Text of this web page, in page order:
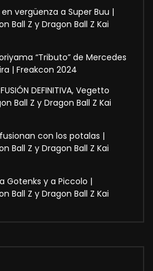
vergüenza a Super Buu |
Ball Z y Dragon Ball Z Kai
“Tributo” de Mercedes
| Freakcon 2024
DEFINITIVA, Vegetto
Ball Z y Dragon Ball Z Kai
con los potalas |
Ball Z y Dragon Ball Z Kai
Gotenks y a Piccolo |
Ball Z y Dragon Ball Z Kai